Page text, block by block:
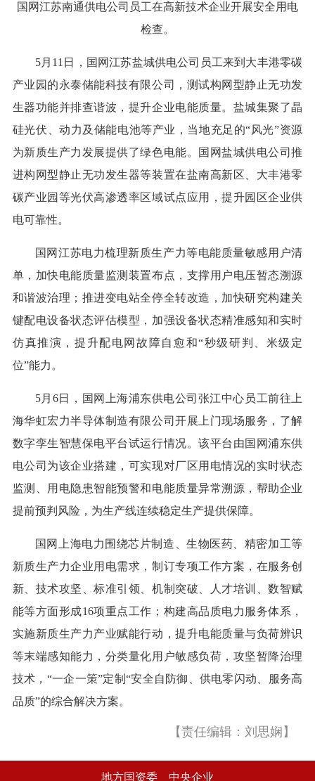
国网江苏南通供电公司员工在高新技术企业开展安全用电
检查。
5月11日，国网江苏盐城供电公司员工来到大丰港零碳
产业园的永泰储能科技有限公司，测试构网型静止无功发
生器功能并排查谐波，提升企业电能质量。盐城集聚了晶
硅光伏、动力及储能电池等产业，当地充足的“风光”资源
为新质生产力发展提供了绿色电能。国网盐城供电公司推
进构网型静止无功发生器等装置在盐南高新区、大丰港零
碳产业园等光伏高渗透率区域试点应用，提升园区企业供
电可靠性。
国网江苏电力梳理新质生产力等电能质量敏感用户清
单，加快电能质量监测装置布点，支撑用户电压暂态溯源
和谐波治理；推进变电站全停全转改造，加快研究构建关
键配电设备状态评估模型，加强设备状态精准感知和实时
仿真推演，提升配电网故障自愈和“秒级研判、米级定
位”能力。
5月6日，国网上海浦东供电公司张江中心员工前往上
海华虹宏力半导体制造有限公司开展上门现场服务，了解
数字孪生智慧保电平台试运行情况。该平台由国网浦东供
电公司为该企业搭建，可实现对厂区用电情况的实时状态
监测、用电隐患智能预警和电能质量异常溯源，帮助企业
提前预判风险，为生产线连续稳定生产提供保障。
国网上海电力围绕芯片制造、生物医药、精密加工等
新质生产力企业用电需求，制订专项工作方案，在服务创
新、技术攻坚、标准引领、机制突破、人才培训、数智赋
能等方面形成16项重点工作；构建高品质电力服务体系，
实施新质生产力产业赋能行动，提升电能质量与负荷辨识
等末端感知能力，分类量化用户敏感负荷，攻坚暂降治理
技术，“一企一策”定制“安全自防御、供电零闪动、服务高
品质”的综合解决方案。
【责任编辑：刘思娴】
地方国资委 中央企业